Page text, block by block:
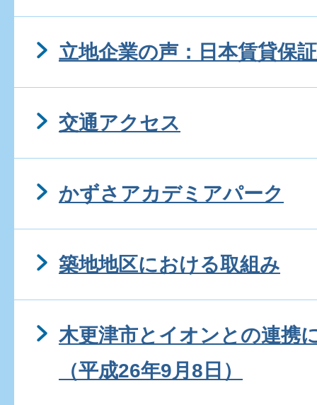
立地企業の声：日本賃貸保
交通アクセス
かずさアカデミアパーク
築地地区における取組み
木更津市とイオンとの連携
（平成26年9月8日）